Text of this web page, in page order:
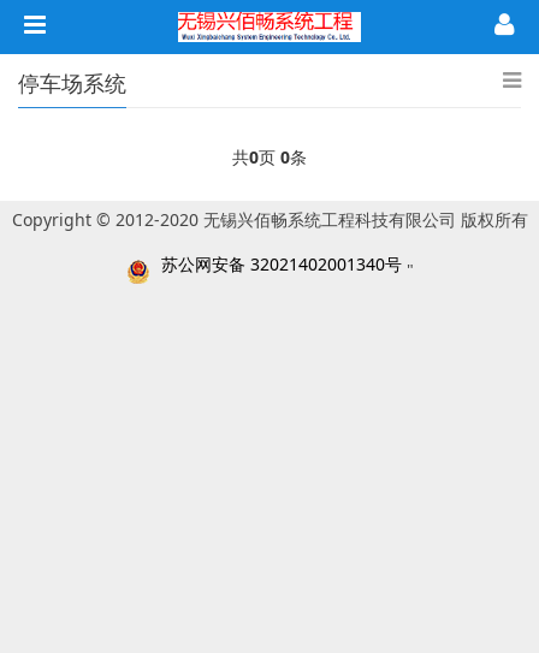
停车场系统
共0页 0条
Copyright © 2012-2020 无锡兴佰畅系统工程科技有限公司 版权所有
苏公网安备 32021402001340号"